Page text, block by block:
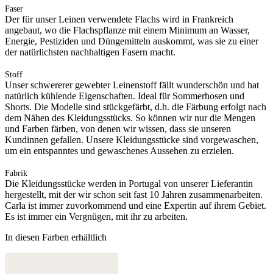
Faser
Der für unser Leinen verwendete Flachs wird in Frankreich
angebaut, wo die Flachspflanze mit einem Minimum an Wasser,
Energie, Pestiziden und Düngemitteln auskommt, was sie zu einer
der natürlichsten nachhaltigen Fasern macht.
Stoff
Unser schwererer gewebter Leinenstoff fällt wunderschön und hat
natürlich kühlende Eigenschaften. Ideal für Sommerhosen und
Shorts. Die Modelle sind stückgefärbt, d.h. die Färbung erfolgt nach
dem Nähen des Kleidungsstücks. So können wir nur die Mengen
und Farben färben, von denen wir wissen, dass sie unseren
Kundinnen gefallen. Unsere Kleidungsstücke sind vorgewaschen,
um ein entspanntes und gewaschenes Aussehen zu erzielen.
Fabrik
Die Kleidungsstücke werden in Portugal von unserer Lieferantin
hergestellt, mit der wir schon seit fast 10 Jahren zusammenarbeiten.
Carla ist immer zuvorkommend und eine Expertin auf ihrem Gebiet.
Es ist immer ein Vergnügen, mit ihr zu arbeiten.
In diesen Farben erhältlich